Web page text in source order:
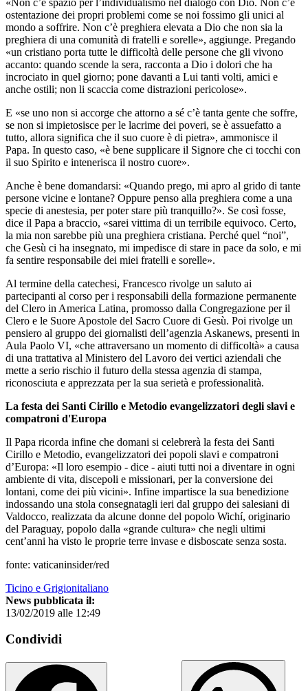
ostentazione dei propri problemi come se noi fossimo gli unici al
mondo a soffrire. Non c’è preghiera elevata a Dio che non sia la
preghiera di una comunità di fratelli e sorelle», aggiunge. Pregando
«un cristiano porta tutte le difficoltà delle persone che gli vivono
accanto: quando scende la sera, racconta a Dio i dolori che ha
incrociato in quel giorno; pone davanti a Lui tanti volti, amici e
anche ostili; non li scaccia come distrazioni pericolose».
E «se uno non si accorge che attorno a sé c’è tanta gente che soffre,
se non si impietosisce per le lacrime dei poveri, se è assuefatto a
tutto, allora significa che il suo cuore è di pietra», ammonisce il
Papa. In questo caso, «è bene supplicare il Signore che ci tocchi con
il suo Spirito e intenerisca il nostro cuore».
Anche è bene domandarsi: «Quando prego, mi apro al grido di tante
persone vicine e lontane? Oppure penso alla preghiera come a una
specie di anestesia, per poter stare più tranquillo?». Se così fosse,
dice il Papa a braccio, «sarei vittima di un terribile equivoco. Certo,
la mia non sarebbe più una preghiera cristiana. Perché quel “noi”,
che Gesù ci ha insegnato, mi impedisce di stare in pace da solo, e mi
fa sentire responsabile dei miei fratelli e sorelle».
Al termine della catechesi, Francesco rivolge un saluto ai
partecipanti al corso per i responsabili della formazione permanente
del Clero in America Latina, promosso dalla Congregazione per il
Clero e le Suore Apostole del Sacro Cuore di Gesù. Poi rivolge un
pensiero al gruppo dei giornalisti dell’agenzia Askanews, presenti in
Aula Paolo VI, «che attraversano un momento di difficoltà» a causa
di una trattativa al Ministero del Lavoro dei vertici aziendali che
mette a serio rischio il futuro della stessa agenzia di stampa,
riconosciuta e apprezzata per la sua serietà e professionalità.
La festa dei Santi Cirillo e Metodio evangelizzatori degli slavi e
compatroni d'Europa
Il Papa ricorda infine che domani si celebrerà la festa dei Santi
Cirillo e Metodio, evangelizzatori dei popoli slavi e compatroni
d’Europa: «Il loro esempio - dice - aiuti tutti noi a diventare in ogni
ambiente di vita, discepoli e missionari, per la conversione dei
lontani, come dei più vicini». Infine impartisce la sua benedizione
indossando una stola consegnatagli ieri dal gruppo dei salesiani di
Valdocco, realizzata da alcune donne del popolo Wichí, originario
del Paraguay, popolo dalla «grande cultura» che negli ultimi
cent’anni ha visto le proprie terre invase e disboscate senza sosta.
fonte: vaticaninsider/red
Ticino e Grigionitaliano
News pubblicata il:
13/02/2019 alle 12:49
Condividi